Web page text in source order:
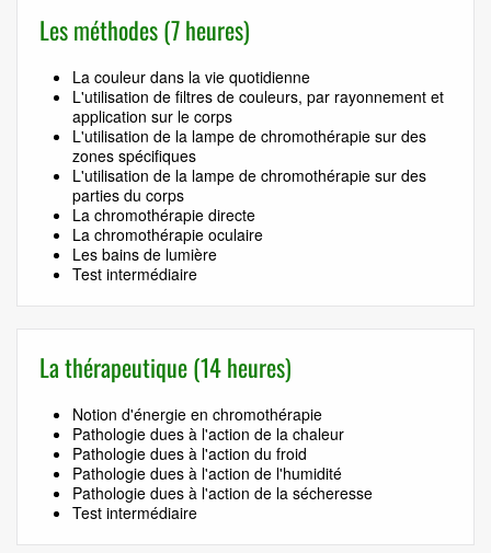
Les méthodes (7 heures)
La couleur dans la vie quotidienne
L'utilisation de filtres de couleurs, par rayonnement et
application sur le corps
L'utilisation de la lampe de chromothérapie sur des
zones spécifiques
L'utilisation de la lampe de chromothérapie sur des
parties du corps
La chromothérapie directe
La chromothérapie oculaire
Les bains de lumière
Test intermédiaire
La thérapeutique (14 heures)
Notion d'énergie en chromothérapie
Pathologie dues à l'action de la chaleur
Pathologie dues à l'action du froid
Pathologie dues à l'action de l'humidité
Pathologie dues à l'action de la sécheresse
Test intermédiaire